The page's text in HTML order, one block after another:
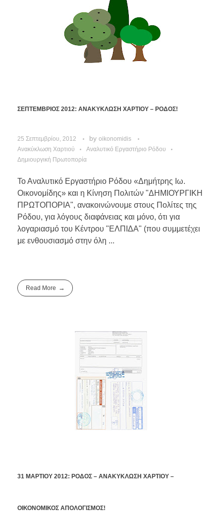
ΣΕΠΤΕΜΒΡΙΟΣ 2012: ΑΝΑΚΥΚΛΩΣΗ ΧΑΡΤΙΟΥ – ΡΟΔΟΣ!
25 Σεπτεμβρίου, 2012 by oikonomidis
Ανακύκλωση Χαρτιού
Αναλυτικό Εργαστήριο Ρόδου
Δημιουργική Πρωτοπορία
Το Αναλυτικό Εργαστήριο Ρόδου «Δημήτρης Ιω.
Οικονομίδης» και η Κίνηση Πολιτών "ΔΗΜΙΟΥΡΓΙΚΗ
ΠΡΩΤΟΠΟΡΙΑ", ανακοινώνουμε στους Πολίτες της
Ρόδου, για λόγους διαφάνειας και μόνο, ότι για
λογαριασμό του Κέντρου "ΕΛΠΙΔΑ" (που συμμετέχει
με ενθουσιασμό στην όλη ...
Read More
31 ΜΑΡΤΙΟΥ 2012: ΡΟΔΟΣ – ΑΝΑΚΥΚΛΩΣΗ ΧΑΡΤΙΟΥ –
ΟΙΚΟΝΟΜΙΚΟΣ ΑΠΟΛΟΓΙΣΜΟΣ!